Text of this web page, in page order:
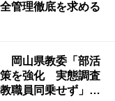
管理徹底を求める
岡山県教委「部活
策を強化 実態調査
職員同乗せず」の